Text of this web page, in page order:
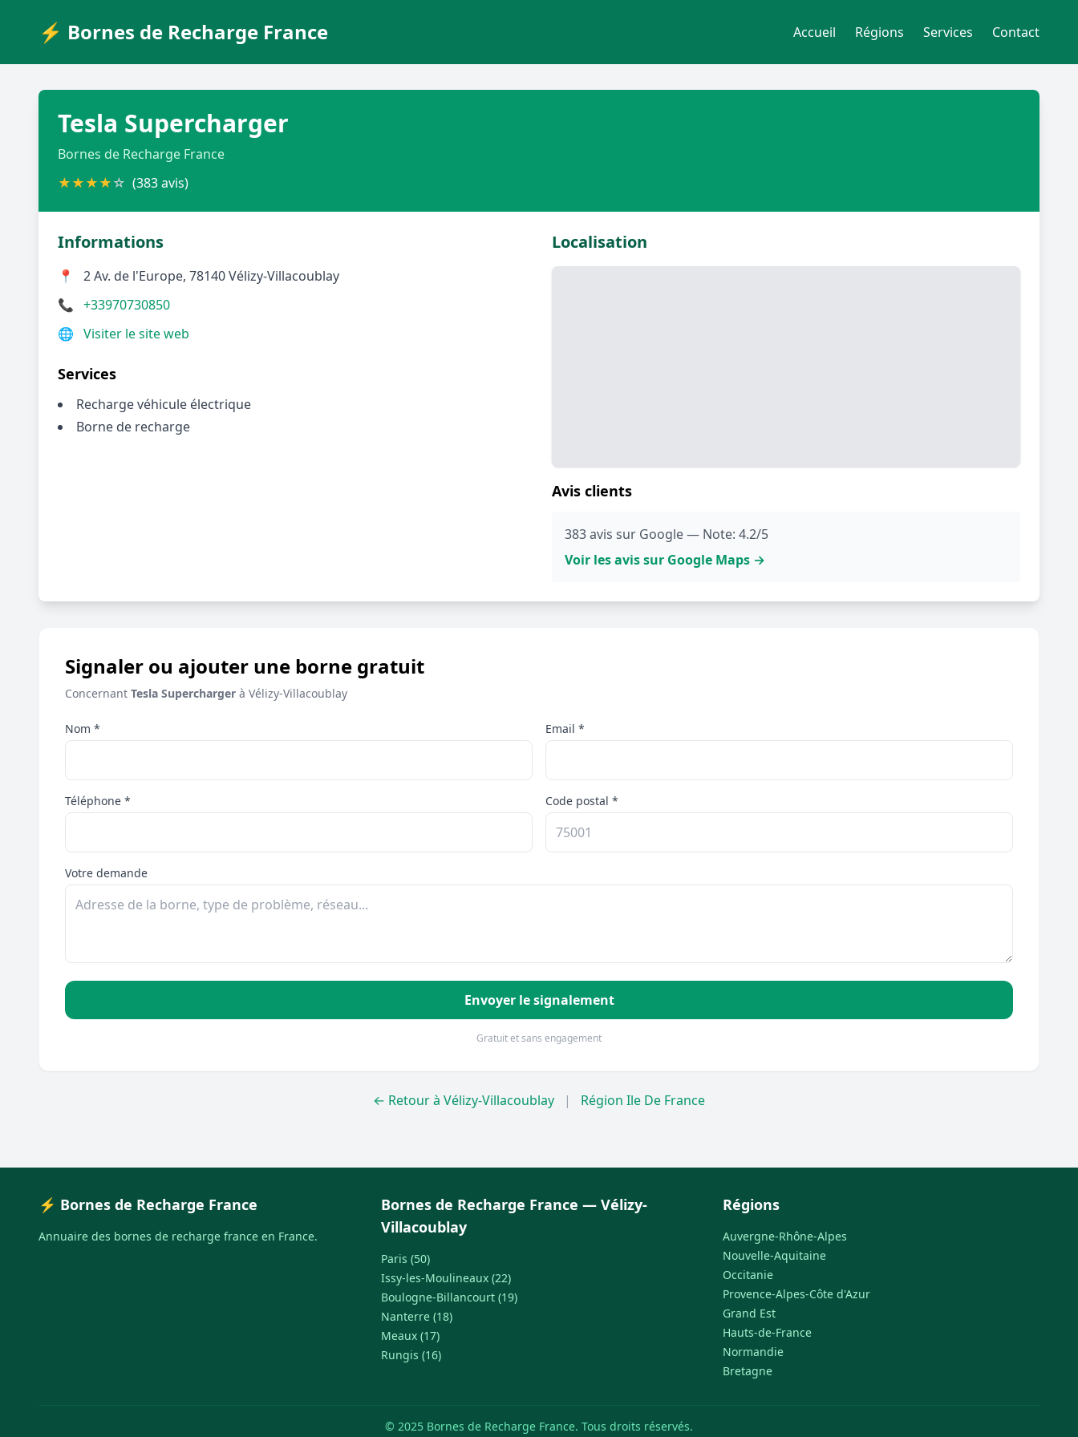
⚡ Bornes de Recharge France Accueil Régions Services Contact
Tesla Supercharger
Bornes de Recharge France
★★★★☆ (383 avis)
Informations
📍
2 Av. de l'Europe, 78140 Vélizy-Villacoublay
📞 +33970730850
🌐 Visiter le site web
Services
Recharge véhicule électrique
Borne de recharge
Localisation
Avis clients
383 avis sur Google — Note: 4.2/5
Voir les avis sur Google Maps →
Signaler ou ajouter une borne gratuit
Concernant Tesla Supercharger à Vélizy-Villacoublay
Nom * Email *
Téléphone * Code postal *
Votre demande
Envoyer le signalement
Gratuit et sans engagement
← Retour à Vélizy-Villacoublay | Région Ile De France
⚡ Bornes de Recharge France
Annuaire des bornes de recharge france en France.
Bornes de Recharge France — Vélizy-
Villacoublay
Paris (50)
Issy-les-Moulineaux (22)
Boulogne-Billancourt (19)
Nanterre (18)
Meaux (17)
Rungis (16)
Régions
Auvergne-Rhône-Alpes
Nouvelle-Aquitaine
Occitanie
Provence-Alpes-Côte d'Azur
Grand Est
Hauts-de-France
Normandie
Bretagne
© 2025 Bornes de Recharge France. Tous droits réservés.